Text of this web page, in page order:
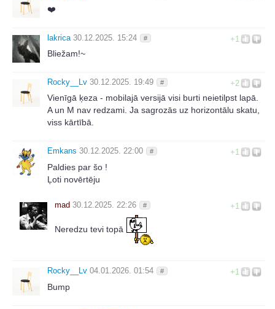
❤️
+1
lakrica 30.12.2025. 15:24 #
Bliežam!~
+2
Rocky__Lv 30.12.2025. 19:49 #
Vienīgā ķeza - mobilajā versijā visi burti neietilpst lapā.
A un M nav redzami. Ja sagrozās uz horizontālu skatu,
viss kārtībā.
+1
Emkans 30.12.2025. 22:00 #
Paldies par šo !
Ļoti novērtēju
+1
mad 30.12.2025. 22:26 #
Neredzu tevi topā
+1
Rocky__Lv 04.01.2026. 01:54 #
Bump